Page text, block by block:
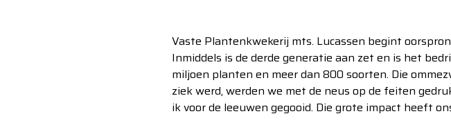
Vaste Plantenkwekerij mts. Lucassen begint
Inmiddels is de derde generatie aan zet en is het
miljoen planten en meer dan 800 soorten. Die
ziek werd, werden we met de neus op de feiten
ik voor de leeuwen gegooid. Die grote impact heeft